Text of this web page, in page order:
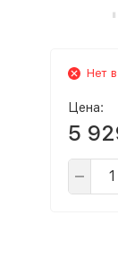
Нет
Цена:
5